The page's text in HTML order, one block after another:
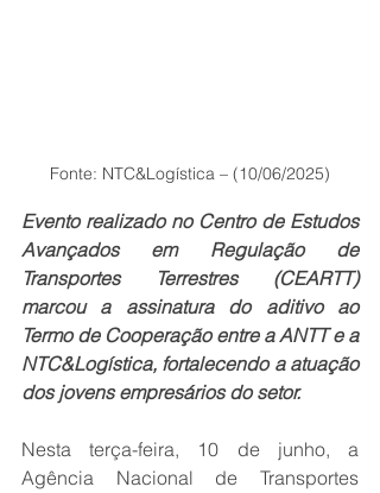
Fonte: NTC&Logística – (10/06/2025)
Evento realizado no Centro de Estudos
Avançados em Regulação de
Transportes Terrestres (CEARTT)
marcou a assinatura do aditivo ao
Termo de Cooperação entre a ANTT e a
NTC&Logística, fortalecendo a atuação
dos jovens empresários do setor.
Nesta terça-feira, 10 de junho, a
Agência Nacional de Transportes